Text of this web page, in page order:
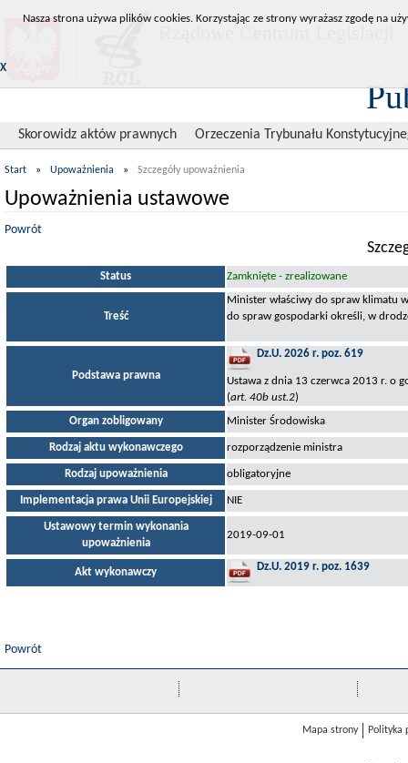
Skorowidz aktów prawnych Orzeczenia Trybunału
Start » Upoważnienia » Szczegóły upoważnienia
Upoważnienia ustawowe
Powrót
Status Zamknięte - zrealizowane
Treść
Minister właściwy do spraw klimatu
do spraw gospodarki określi, w
Podstawa prawna
Dz.U. 2026 r. poz. 619
Ustawa z dnia 13 czerwca 2013 r. o
(art. 40b ust.2)
Organ zobligowany
Minister Środowiska
Rodzaj aktu wykonawczego rozporządzenie ministra
Rodzaj upoważnienia obligatoryjne
Implementacja prawa Unii Europejskiej NIE
Ustawowy termin wykonania
upoważnienia
2019-09-01
Akt wykonawczy Dz.U. 2019 r. poz. 1639
Powrót
Mapa strony Polityka
Nasza strona używa plików cookies. Korzystając ze strony wyrażasz zgodę na
X